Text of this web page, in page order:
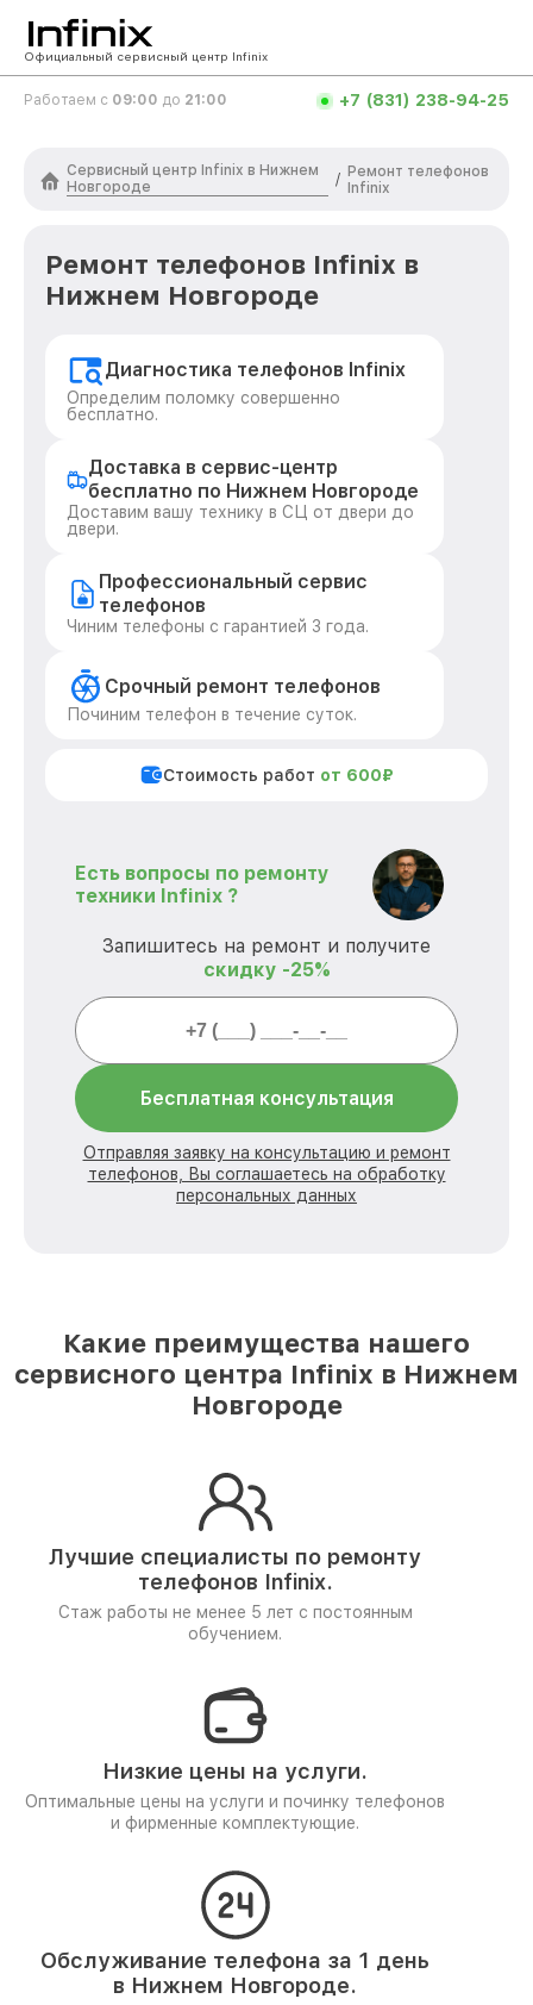
Официальный сервисный центр Infinix
Работаем с 09:00 до 21:00 +7 (831) 238-94-25
Сервисный центр Infinix в Нижнем
Новгороде
/ Ремонт телефонов
Infinix
Ремонт телефонов Infinix в
Нижнем Новгороде
Диагностика телефонов Infinix
Определим поломку совершенно
бесплатно.
Доставка в сервис-центр
бесплатно по Нижнем Новгороде
Доставим вашу технику в СЦ от двери до
двери.
Профессиональный сервис
телефонов
Чиним телефоны с гарантией 3 года.
Срочный ремонт телефонов
Починим телефон в течение суток.
Стоимость работ от 600₽
Есть вопросы по ремонту
техники Infinix ?
Запишитесь на ремонт и получите
скидку -25%
Бесплатная консультация
Отправляя заявку на консультацию и ремонт
телефонов, Вы соглашаетесь на обработку
персональных данных
Какие преимущества нашего
сервисного центра Infinix в Нижнем
Новгороде
Лучшие специалисты по ремонту
телефонов Infinix.
Стаж работы не менее 5 лет с постоянным
обучением.
Низкие цены на услуги.
Оптимальные цены на услуги и починку телефонов
и фирменные комплектующие.
Обслуживание телефона за 1 день
в Нижнем Новгороде.